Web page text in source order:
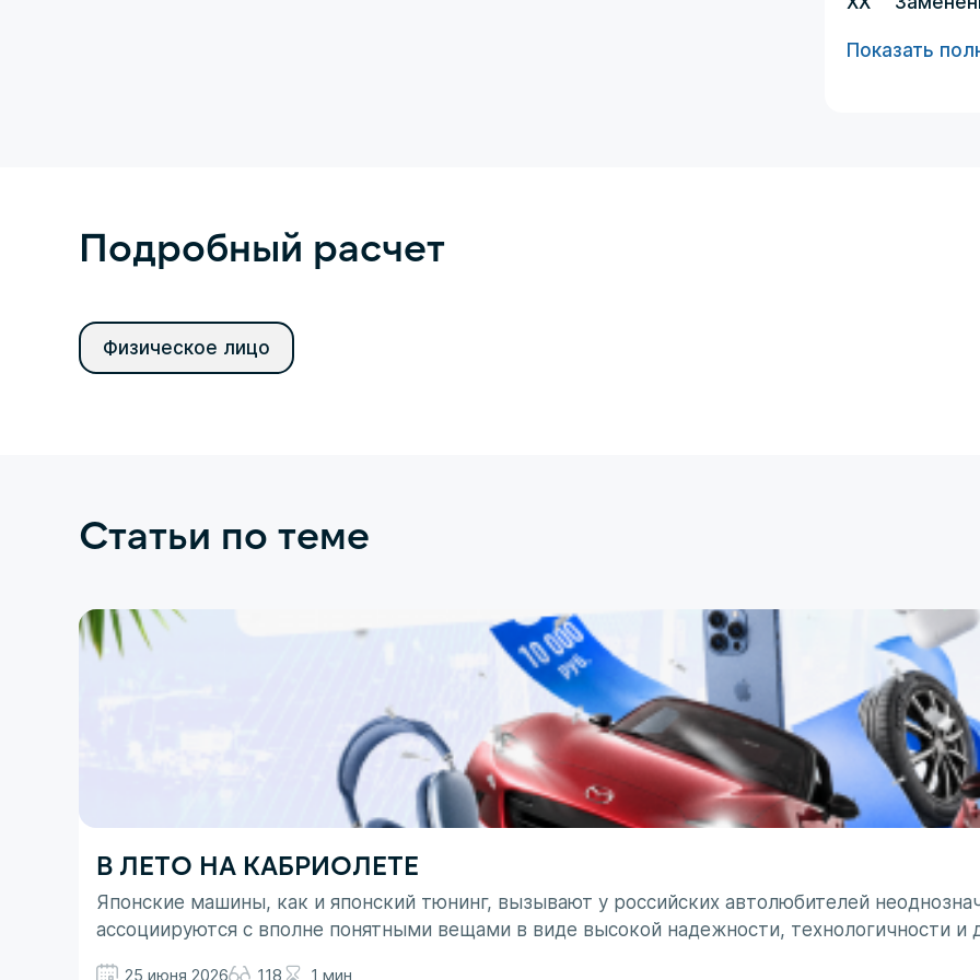
Показать
Подробный расчет
Физическое лицо
Статьи по теме
В ЛЕТО НА КАБРИОЛЕТЕ
Японские машины, как и японский тюнинг, вызывают у российских автолюбителей
ассоциируются с вполне понятными вещами в виде высокой надежности, технологичности
25 июня 2026 118 1 мин